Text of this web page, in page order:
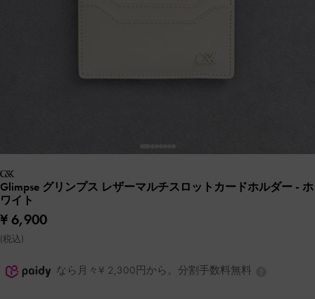
Glimpse グリンプス レザーマルチスロットカードホルダー - ホ
ワイト
¥ 6,900
(税込)
なら月々¥ 2,300円から。分割手数料無料